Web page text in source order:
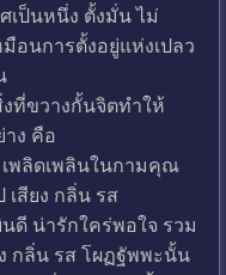
ป็นหนึ่ง ตั้งมั่น ไม่
อนการตั้งอยู่แห่งเปลว
ที่ขวางกั้นจิตทำให้
ง คือ
พลิดเพลินในกามคุณ
สียง กลิ่น รส
ดี น่ารักใคร่พอใจ รวม
กลิ่น รส โผฏฐัพพะนั้น